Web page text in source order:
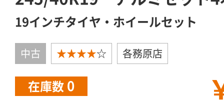
19インチタイヤ・ホイールセット
中古 ★★★★☆ 各務原店
在庫数 0